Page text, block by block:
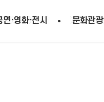
연·영화·전시 문화관광